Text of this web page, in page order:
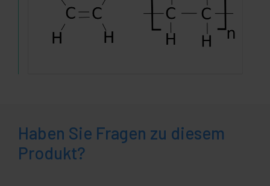
Haben Sie Fragen zu diesem
Produkt?